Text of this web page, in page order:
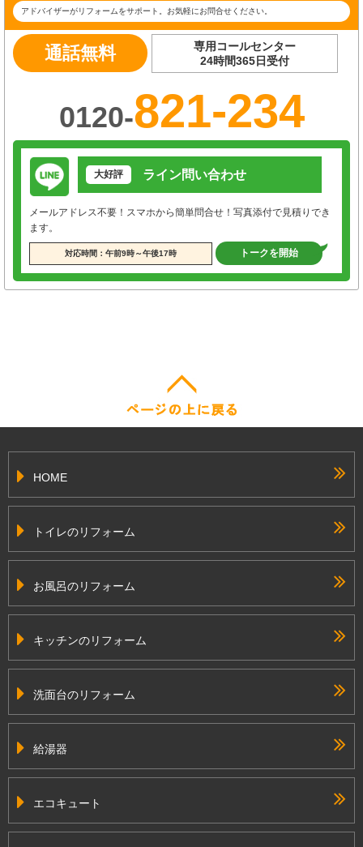
アドバイザーがリフォームをサポート。お気軽にお問合せください。
通話無料
専用コールセンター
24時間365日受付
0120-821-234
大好評 ライン問い合わせ
メールアドレス不要！スマホから簡単問合せ！写真添付で見積りでき
ます。
対応時間：午前9時～午後17時 トークを開始
HOME
トイレのリフォーム
お風呂のリフォーム
キッチンのリフォーム
洗面台のリフォーム
給湯器
エコキュート